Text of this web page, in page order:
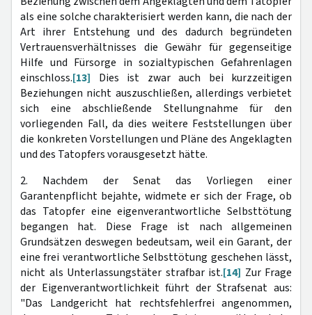
als eine solche charakterisiert werden kann, die nach der
Art ihrer Entstehung und des dadurch begründeten
Vertrauensverhältnisses die Gewähr für gegenseitige
Hilfe und Fürsorge in sozialtypischen Gefahrenlagen
einschloss.[13] Dies ist zwar auch bei kurzzeitigen
Beziehungen nicht auszuschließen, allerdings verbietet
sich eine abschließende Stellungnahme für den
vorliegenden Fall, da dies weitere Feststellungen über
die konkreten Vorstellungen und Pläne des Angeklagten
und des Tatopfers vorausgesetzt hätte.
2. Nachdem der Senat das Vorliegen einer
Garantenpflicht bejahte, widmete er sich der Frage, ob
das Tatopfer eine eigenverantwortliche Selbsttötung
begangen hat. Diese Frage ist nach allgemeinen
Grundsätzen deswegen bedeutsam, weil ein Garant, der
eine frei verantwortliche Selbsttötung geschehen lässt,
nicht als Unterlassungstäter strafbar ist.[14] Zur Frage
der Eigenverantwortlichkeit führt der Strafsenat aus:
"Das Landgericht hat rechtsfehlerfrei angenommen,